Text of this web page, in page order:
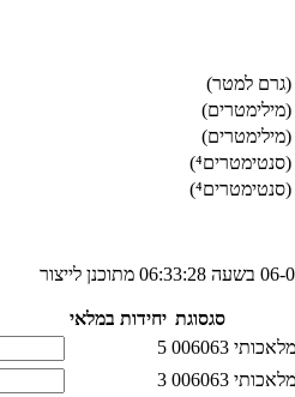
(גרם למטר)
(מילימטרים)
(מילימטרים)
(סנטימטרים⁴)
(סנטימטרים⁴)
סגסוגת יחידות במלאי
006063
5
006063
3